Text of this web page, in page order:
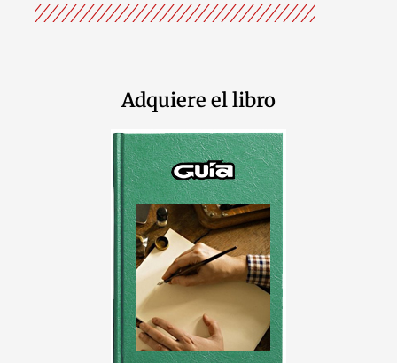
Adquiere el libro